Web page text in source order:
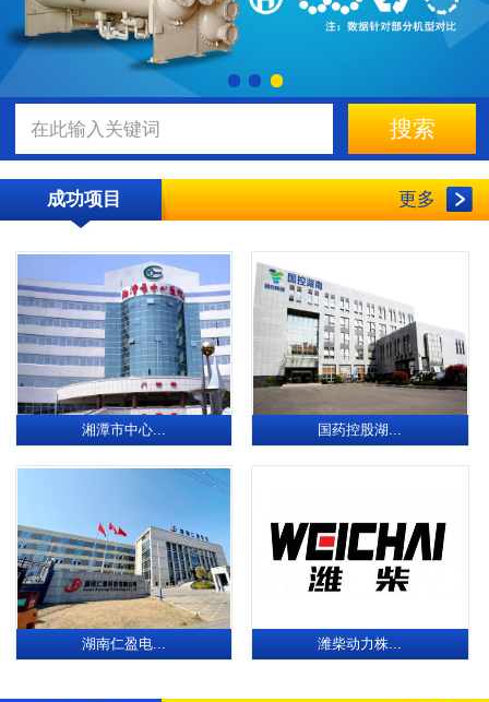
成功项目 更多
湘潭市中心... 国药控股湖...
湖南仁盈电... 潍柴动力株...